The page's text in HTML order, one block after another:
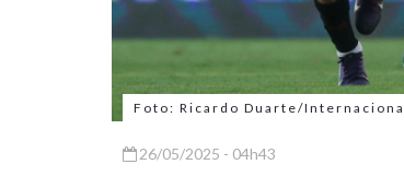
Foto: Ricardo Duarte/
26/05/2025 - 04h43